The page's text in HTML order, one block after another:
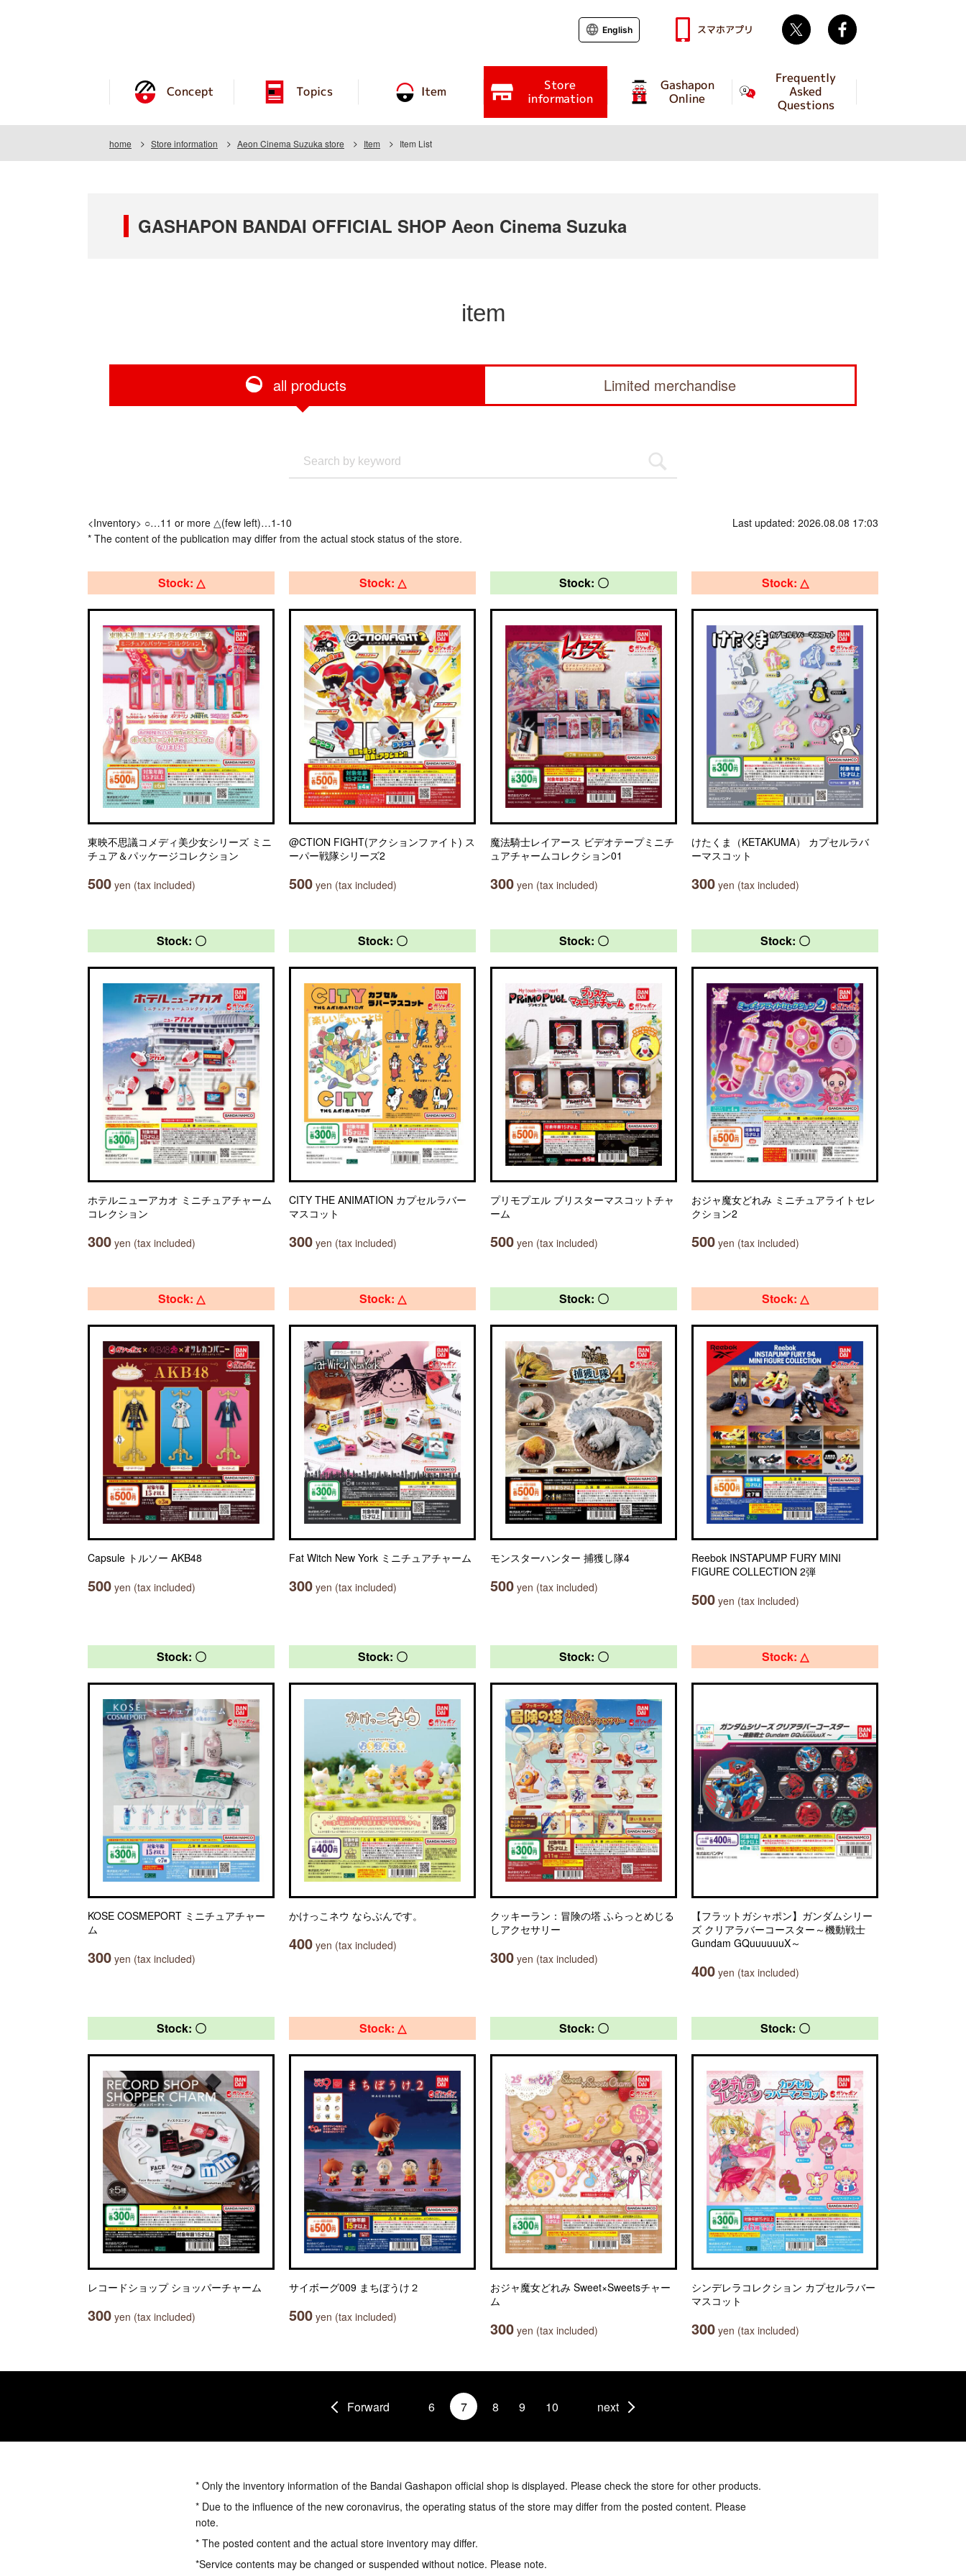
Concept Topics Item Store
information
Gashapon
Online
Frequently
Asked
Questions
English スマホアプリ Twitter
home Store information Aeon Cinema Suzuka store Item Item List
GASHAPON BANDAI OFFICIAL SHOP Aeon Cinema Suzuka
item
all products Limited merchandise
<Inventory> ○…11 or more △(few left)…1-10
* The content of the publication may differ from the actual stock status of the store.
Last updated: 2026.08.08 17:03
Stock: △
東映不思議コメディ美少女シリーズ ミニ
チュア＆パッケージコレクション
500 yen (tax included)
Stock: △
@CTION FIGHT(アクションファイト) ス
ーパー戦隊シリーズ2
500 yen (tax included)
Stock: 〇
魔法騎士レイアース ビデオテープミニチ
ュアチャームコレクション01
300 yen (tax included)
Stock: △
けたくま（KETAKUMA） カプセルラバ
ーマスコット
300 yen (tax included)
Stock: 〇
ホテルニューアカオ ミニチュアチャーム
コレクション
300 yen (tax included)
Stock: 〇
CITY THE ANIMATION カプセルラバー
マスコット
300 yen (tax included)
Stock: 〇
プリモプエル ブリスターマスコットチャ
ーム
500 yen (tax included)
Stock: 〇
おジャ魔女どれみ ミニチュアライトセレ
クション2
500 yen (tax included)
Stock: △
Capsule トルソー AKB48
500 yen (tax included)
Stock: △
Fat Witch New York ミニチュアチャーム
300 yen (tax included)
Stock: 〇
モンスターハンター 捕獲し隊4
500 yen (tax included)
Stock: △
Reebok INSTAPUMP FURY MINI
FIGURE COLLECTION 2弾
500 yen (tax included)
Stock: 〇
KOSE COSMEPORT ミニチュアチャー
ム
300 yen (tax included)
Stock: 〇
かけっこネウ ならぶんです。
400 yen (tax included)
Stock: 〇
クッキーラン：冒険の塔 ふらっとめじる
しアクセサリー
300 yen (tax included)
Stock: △
【フラットガシャポン】ガンダムシリー
ズ クリアラバーコースター～機動戦士
Gundam GQuuuuuuX～
400 yen (tax included)
Stock: 〇
レコードショップ ショッパーチャーム
300 yen (tax included)
Stock: △
サイボーグ009 まちぼうけ２
500 yen (tax included)
Stock: 〇
おジャ魔女どれみ Sweet×Sweetsチャー
ム
300 yen (tax included)
Stock: 〇
シンデレラコレクション カプセルラバー
マスコット
300 yen (tax included)
Forward 6 7 8 9 10 next
* Only the inventory information of the Bandai Gashapon official shop is displayed. Please check the store for other products.
* Due to the influence of the new coronavirus, the operating status of the store may differ from the posted content. Please
note.
* The posted content and the actual store inventory may differ.
*Service contents may be changed or suspended without notice. Please note.